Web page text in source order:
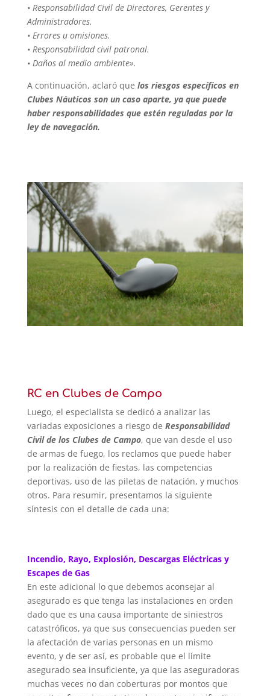
• Responsabilidad Civil de Directores, Gerentes y
Administradores.
• Errores u omisiones.
• Responsabilidad civil patronal.
• Daños al medio ambiente».
A continuación, aclaró que los riesgos específicos en
Clubes Náuticos son un caso aparte, ya que puede
haber responsabilidades que estén reguladas por la
ley de navegación.
RC en Clubes de Campo
Luego, el especialista se dedicó a analizar las
variadas exposiciones a riesgo de Responsabilidad
Civil de los Clubes de Campo, que van desde el uso
de armas de fuego, los reclamos que puede haber
por la realización de fiestas, las competencias
deportivas, uso de las piletas de natación, y muchos
otros. Para resumir, presentamos la siguiente
síntesis con el detalle de cada una:
Incendio, Rayo, Explosión, Descargas Eléctricas y
Escapes de Gas
En este adicional lo que debemos aconsejar al
asegurado es que tenga las instalaciones en orden
dado que es una causa importante de siniestros
catastróficos, ya que sus consecuencias pueden ser
la afectación de varias personas en un mismo
evento, y de ser así, es probable que el límite
asegurado sea insuficiente, ya que las aseguradoras
muchas veces no dan coberturas por montos que